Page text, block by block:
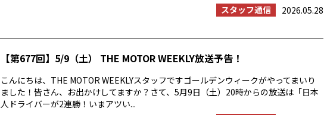
スタッフ通信
2026.05.28
【第677回】5/9（土） THE MOTOR WEEKLY放送予告！
こんにちは、THE MOTOR WEEKLYスタッフですゴールデンウィークがやってまいり
ました！皆さん、お出かけしてますか？さて、5月9日（土）20時からの放送は「日本
人ドライバーが2連勝！いまアツい...